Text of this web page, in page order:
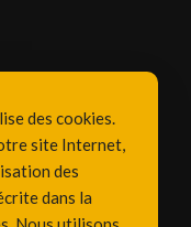
des cookies.
site Internet,
des
dans la